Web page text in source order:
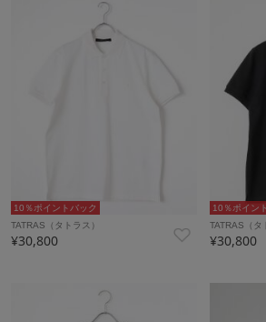
10％ポイントバック
TATRAS（タトラス）
¥30,800
10％ポイン
TATRAS（タ
¥30,800